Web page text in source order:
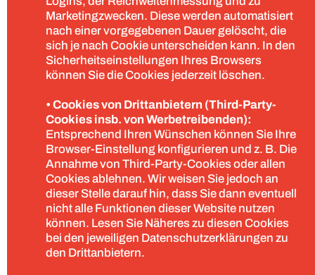
Marketingzwecken. Diese werden automatisiert
nach einer vorgegebenen Dauer gelöscht, die
sich je nach Cookie unterscheiden kann. In den
Sicherheitseinstellungen Ihres Browsers
können Sie die Cookies jederzeit löschen.
• Cookies von Drittanbietern (Third-Party-
Cookies insb. von Werbetreibenden):
Entsprechend Ihren Wünschen können Sie Ihre
Browser-Einstellung konfigurieren und z. B. Die
Annahme von Third-Party-Cookies oder allen
Cookies ablehnen. Wir weisen Sie jedoch an
dieser Stelle darauf hin, dass Sie dann eventuell
nicht alle Funktionen dieser Website nutzen
können. Lesen Sie Näheres zu diesen Cookies
bei den jeweiligen Datenschutzerklärungen zu
den Drittanbietern.